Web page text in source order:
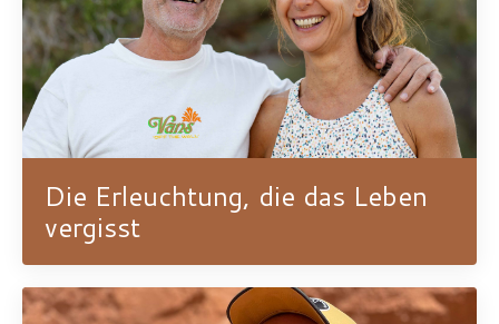
Die Erleuchtung, die das Leben
vergisst